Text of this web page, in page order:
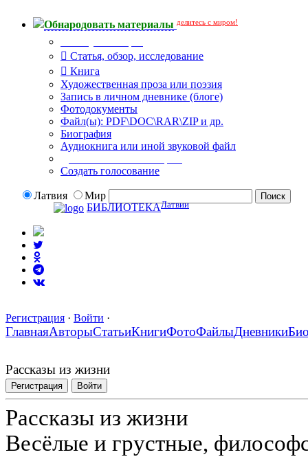
Обнародовать материалы делитесь с миром!
Статья, обзор, исследование
Книга
Художественная проза или поэзия
Запись в личном дневнике (блоге)
Фотодокументы
Файл(ы): PDF\DOC\RAR\ZIP и др.
Биография
Аудиокнига или иной звуковой файл
Создать голосование
Латвия
Мир
БИБЛИОТЕКАЛатвии
Регистрация · Войти ·
ГлавнаяАвторыСтатьиКнигиФотоФайлыДневники
Рассказы из жизни
Регистрация Войти
Рассказы из жизни
Весёлые и грустные,